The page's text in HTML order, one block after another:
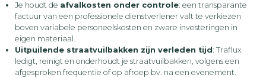
Je houdt de afvalkosten onder controle: een transparante
factuur van een professionele dienstverlener valt te verkiezen
boven variabele personeelskosten en zware investeringen in
eigen materiaal.
Uitpuilende straatvuilbakken zijn verleden tijd : Traflux
ledigt, reinigt en onderhoudt je straatvuilbakken, volgens een
afgesproken frequentie of op afroep bv. na een evenement.